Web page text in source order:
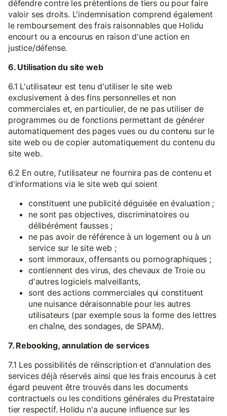
défendre contre les prétentions de tiers ou pour faire
valoir ses droits. L'indemnisation comprend également
le remboursement des frais raisonnables que Holidu
encourt ou a encourus en raison d'une action en
justice/défense.
6. Utilisation du site web
6.1 L'utilisateur est tenu d'utiliser le site web
exclusivement à des fins personnelles et non
commerciales et, en particulier, de ne pas utiliser de
programmes ou de fonctions permettant de générer
automatiquement des pages vues ou du contenu sur le
site web ou de copier automatiquement du contenu du
site web.
6.2 En outre, l'utilisateur ne fournira pas de contenu et
d'informations via le site web qui soient
constituent une publicité déguisée en évaluation ;
ne sont pas objectives, discriminatoires ou
délibérément fausses ;
ne pas avoir de référence à un logement ou à un
service sur le site web ;
sont immoraux, offensants ou pornographiques ;
contiennent des virus, des chevaux de Troie ou
d'autres logiciels malveillants,
sont des actions commerciales qui constituent
une nuisance déraisonnable pour les autres
utilisateurs (par exemple sous la forme des lettres
en chaîne, des sondages, de SPAM).
7. Rebooking, annulation de services
7.1 Les possibilités de réinscription et d'annulation des
services déjà réservés ainsi que les frais encourus à cet
égard peuvent être trouvés dans les documents
contractuels ou les conditions générales du Prestataire
tier respectif. Holidu n'a aucune influence sur les